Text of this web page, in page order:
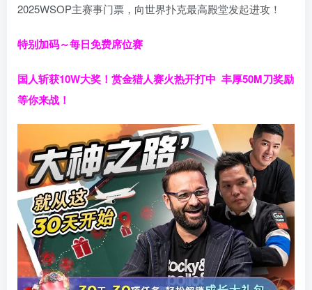
2025WSOP主赛事门票，向世界扑克最高殿堂发起进攻！
特别加码～每日免费席位赛
国人斩获10W大奖！ 赏金猎人赛火热开打中 丰厚50M刀奖励
等你来战！